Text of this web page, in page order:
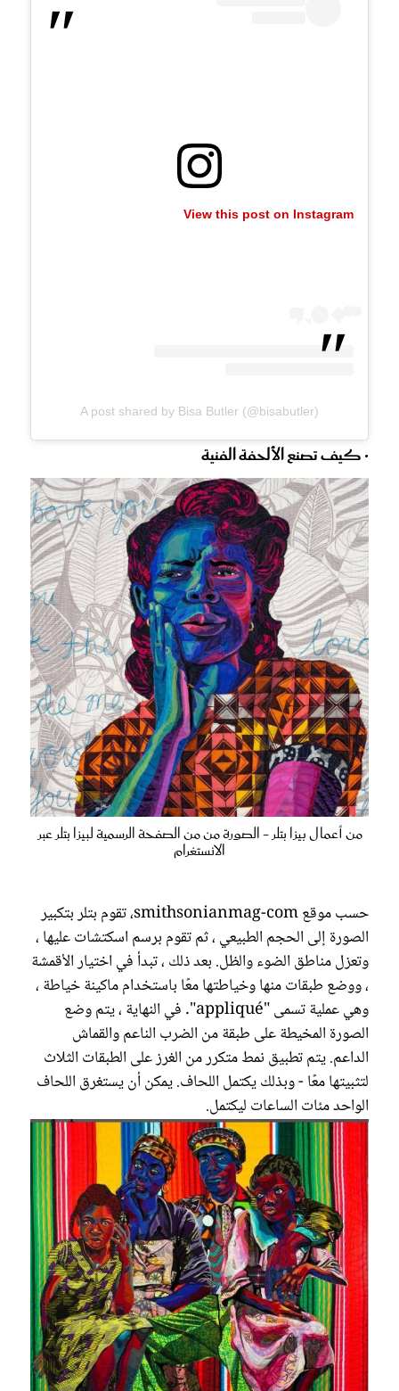
View this post on Instagram
A post shared by Bisa Butler (@bisabutler)
• كيف تصنع الألحفة الفنية
من أعمال بيزا بتلر - الصورة من من الصفحة الرسمية لبيزا بتلر عبر
الانستغرام
حسب موقع smithsonianmag-com، تقوم بتلر بتكبير
الصورة إلى الحجم الطبيعي ، ثم تقوم برسم اسكتشات عليها ،
وتعزل مناطق الضوء والظل. بعد ذلك ، تبدأ في اختيار الأقمشة
، ووضع طبقات منها وخياطتها معًا باستخدام ماكينة خياطة ،
وهي عملية تسمى "appliqué". في النهاية ، يتم وضع
الصورة المخيطة على طبقة من الضرب الناعم والقماش
الداعم. يتم تطبيق نمط متكرر من الغرز على الطبقات الثلاث
لتثبيتها معًا - وبذلك يكتمل اللحاف. يمكن أن يستغرق اللحاف
الواحد مئات الساعات ليكتمل.